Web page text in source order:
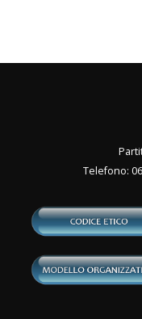
Telefono: 06